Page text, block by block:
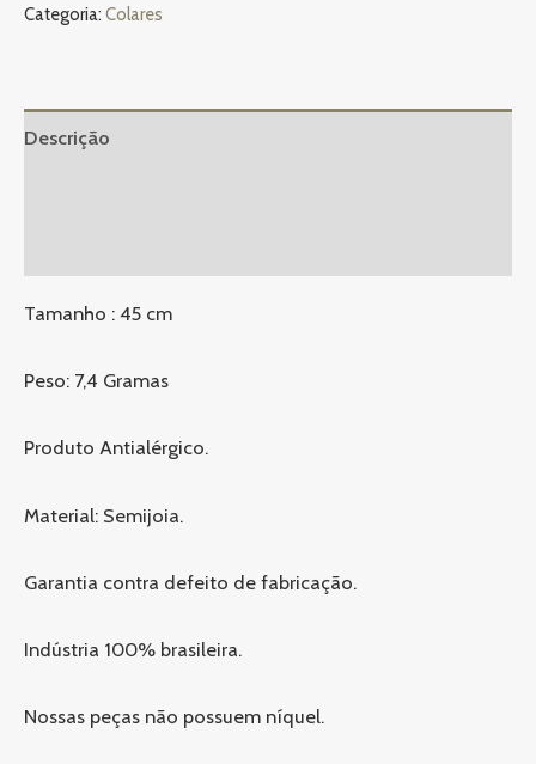
Estrela
Categoria: Colares
Descrição
Tamanho : 45 cm
Peso: 7,4 Gramas
Produto Antialérgico.
Material: Semijoia.
Garantia contra defeito de fabricação.
Indústria 100% brasileira.
Nossas peças não possuem níquel.